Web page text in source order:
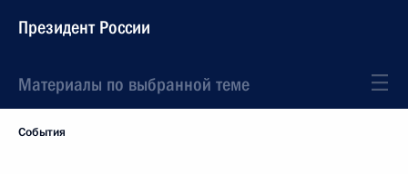
Президент России
Материалы по выбранной теме
События